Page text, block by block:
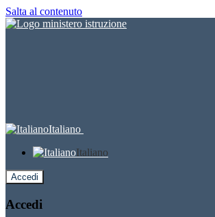
Salta al contenuto
Italiano
Italiano
Accedi
Accedi